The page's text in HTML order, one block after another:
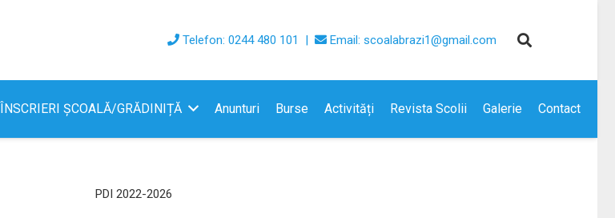
Telefon: 0244 480 101 | Email: scoalabrazi1@gmail.com
ÎNSCRIERI ȘCOALĂ/GRĂDINIȚĂ Anunturi Burse Activități Revista Scolii Galerie Contact
PDI 2022-2026